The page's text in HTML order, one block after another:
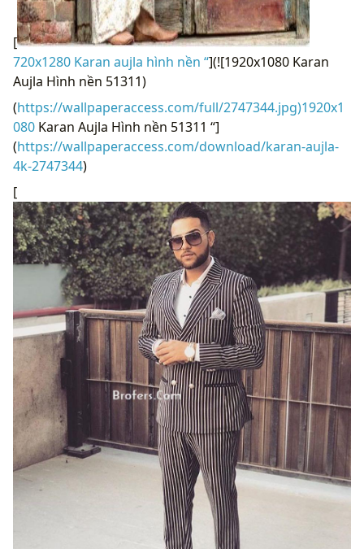
[
720x1280 Karan aujla hình nền “](![1920x1080 Karan
Aujla Hình nền 51311)
(https://wallpaperaccess.com/full/2747344.jpg)1920x1
080 Karan Aujla Hình nền 51311 “]
(https://wallpaperaccess.com/download/karan-aujla-
4k-2747344)
[